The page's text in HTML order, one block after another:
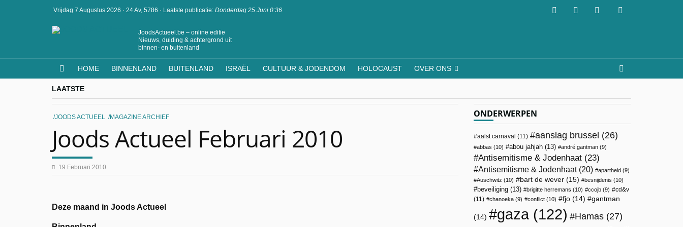
Vrijdag 7 Augustus 2026 · 24 Av, 5786 · Laatste publicatie: Donderdag 25 Juni 0:36
JoodsActueel.be – online editie
Nieuws, duiding & achtergrond uit
binnen- en buitenland
HOME BINNENLAND BUITENLAND ISRAËL CULTUUR & JODENDOM HOLOCAUST OVER ONS
LAATSTE
JOODS ACTUEEL MAGAZINE ARCHIEF
Joods Actueel Februari 2010
19 Februari 2010
Deze maand in Joods Actueel
ONDERWERPEN
aalst carnaval (11) aanslag brussel (26)
abbas (10) abou jahjah (13) andré gantman (9)
Antisemitisme & Jodenhaat (23)
Antisemitisme & Jodenhaat(20) apartheid (9)
Auschwitz (10) bart de wever (15) besnijdenis (10)
beveiliging (13) brigitte herremans (10) ccojb (9)
cd&v
(11)
chanoeka (9) conflict (10) fjo (14) gantman
(14) gaza(122) Hamas (27)